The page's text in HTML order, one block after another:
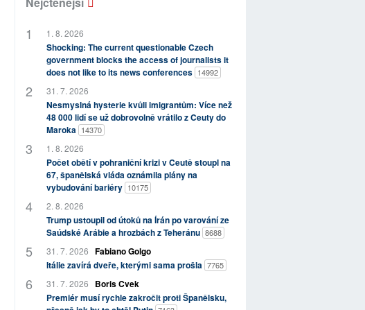
1. 8. 2026
Shocking: The current questionable Czech
government blocks the access of journalists it
does not like to its news conferences 14992
31. 7. 2026
Nesmyslná hysterie kvůli imigrantům: Více než
48 000 lidí se už dobrovolně vrátilo z Ceuty do
Maroka 14370
1. 8. 2026
Počet obětí v pohraniční krizi v Ceutě stoupl na
67, španělská vláda oznámila plány na
vybudování bariéry 10175
2. 8. 2026
Trump ustoupil od útoků na Írán po varování ze
Saúdské Arábie a hrozbách z Teheránu 8688
31. 7. 2026 Fabiano Golgo
Itálie zavírá dveře, kterými sama prošla 7765
31. 7. 2026
Boris Cvek
Premiér musí rychle zakročit proti Španělsku,